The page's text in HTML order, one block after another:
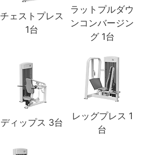
チェストプレス
1台
ラットプルダウ
ンコンバージン
グ 1台
ディップス 3台
レッグプレス 1
台